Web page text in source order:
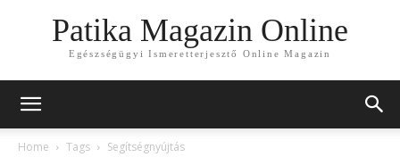
Patika Magazin Online
Egészségügyi Ismeretterjesztő Online Magazin
Home Tags Segítségnyújtás